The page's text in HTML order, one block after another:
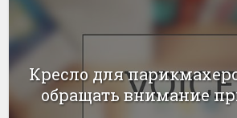
Кресло для
обращать внимание